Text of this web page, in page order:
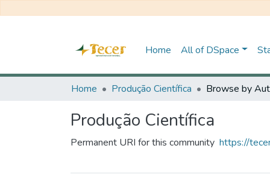
Home All of DSpace
Home Produção Científica Browse by
Produção Científica
Permanent URI for this community https://